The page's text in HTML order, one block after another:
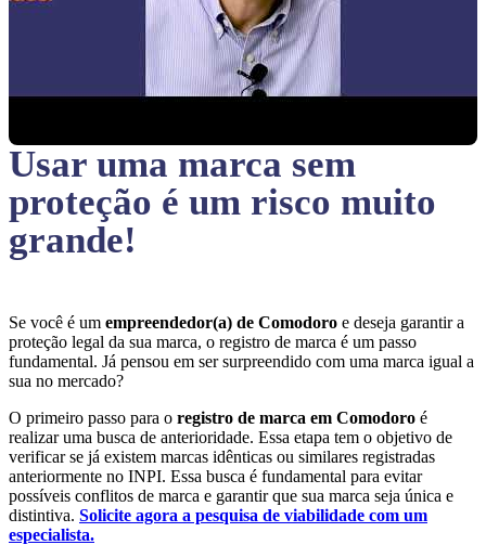
Usar uma marca sem
proteção é um risco muito
grande!
Se você é um empreendedor(a) de Comodoro e deseja garantir a
proteção legal da sua marca, o registro de marca é um passo
fundamental. Já pensou em ser surpreendido com uma marca igual a
sua no mercado?
O primeiro passo para o registro de marca em Comodoro é
realizar uma busca de anterioridade. Essa etapa tem o objetivo de
verificar se já existem marcas idênticas ou similares registradas
anteriormente no INPI. Essa busca é fundamental para evitar
possíveis conflitos de marca e garantir que sua marca seja única e
distintiva. Solicite agora a pesquisa de viabilidade com um
especialista.